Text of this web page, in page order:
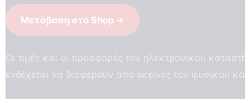
Μετάβαση στο Shop
Οι τιμές και οι προσφορές του ηλεκτρονικού
ενδέχεται να διαφέρουν από εκείνες του φυσικού